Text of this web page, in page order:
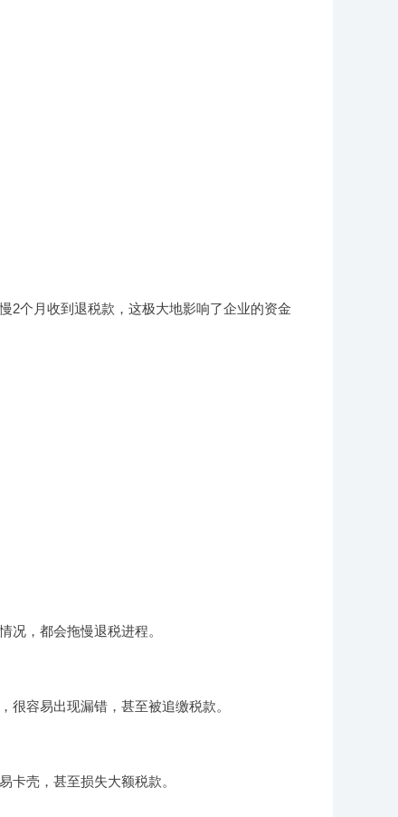
2个月收到退税款，这极大地影响了企业的资金
况，都会拖慢退税进程。
容易出现漏错，甚至被追缴税款。
卡壳，甚至损失大额税款。